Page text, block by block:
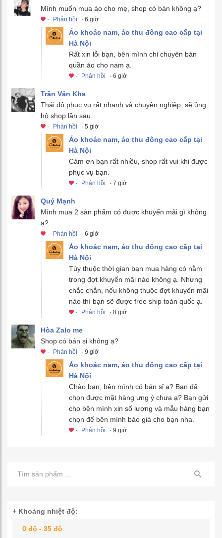
Mình muốn mua áo cho mẹ, shop có bán không ạ?
· Phản hồi · 6 giờ
Áo khoác nam, áo thu đông cao cấp tại
Hà Nội
Rất xin lỗi bạn, bên mình chỉ chuyên bán
quần áo cho nam ạ.
· Phản hồi · 6 giờ
Trần Văn Kha
Thái độ phục vụ rất nhanh và chuyên nghiệp, sẽ ủng
hộ shop lần sau.
· Phản hồi · 5 giờ
Áo khoác nam, áo thu đông cao cấp tại
Hà Nội
Cảm ơn bạn rất nhiều, shop rất vui khi được
phục vụ bạn.
· Phản hồi · 7 giờ
Quý Mạnh
Mình mua 2 sản phẩm có được khuyến mãi gì không
ạ?
· Phản hồi · 6 giờ
Áo khoác nam, áo thu đông cao cấp tại
Hà Nội
Tùy thuộc thời gian bạn mua hàng có nằm
trong đợt khuyến mãi nào không ạ. Nhưng
chắc chắn, nếu không thuộc đợt khuyến mãi
nào thì bạn sẽ được free ship toàn quốc ạ.
· Phản hồi · 8 giờ
Hòa Zalo me
Shop có bán sỉ không ạ?
· Phản hồi · 9 giờ
Áo khoác nam, áo thu đông cao cấp tại
Hà Nội
Chào bạn, bên mình có bán sỉ ạ? Bạn đã
chọn được mặt hàng ưng ý chưa ạ? Bạn gửi
cho bên mình xin số lượng và mẫu hàng bạn
chọn để bên mình báo giá cho bạn nha.
· Phản hồi · 9 giờ
+ Khoảng nhiệt độ: